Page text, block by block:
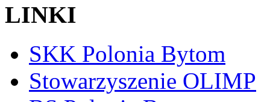
LINKI
SKK Polonia Bytom
Stowarzyszenie OLIMP